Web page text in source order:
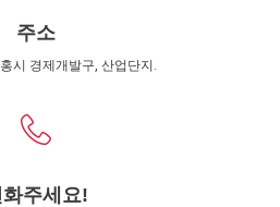
주소
시 경제개발구, 산업단지.
화주세요!